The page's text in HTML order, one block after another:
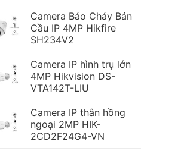
Camera Báo Cháy Bán
Cầu IP 4MP Hikfire
SH234V2
Camera IP hình trụ lớn
4MP Hikvision DS-
VTA142T-LIU
Camera IP thân hồng
ngoại 2MP HIK-
2CD2F24G4-VN